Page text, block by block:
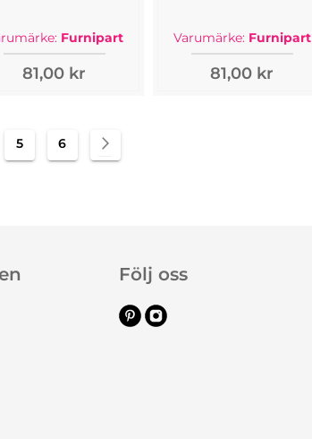
Furnipart
81,00 kr
Varumärke: Furnipart
81,00 kr
currently reading page
Sida
5 Sida
6
Följ oss